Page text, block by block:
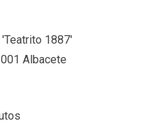
1887'
Albacete